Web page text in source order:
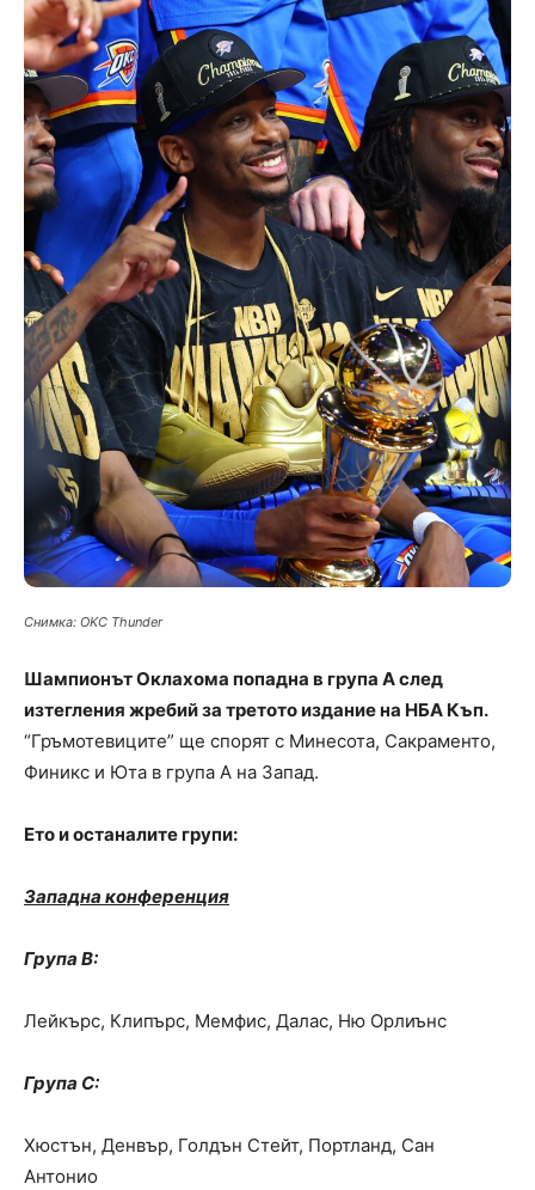
Снимка: OKC Thunder
Шампионът Оклахома попадна в група А след
изтегления жребий за третото издание на НБА Къп.
“Гръмотевиците” ще спорят с Минесота, Сакраменто,
Финикс и Юта в група А на Запад.
Ето и останалите групи:
Западна конференция
Група B:
Лейкърс, Клипърс, Мемфис, Далас, Ню Орлиънс
Група C:
Хюстън, Денвър, Голдън Стейт, Портланд, Сан
Антонио